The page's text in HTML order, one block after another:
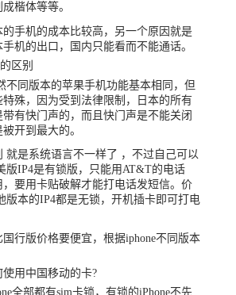
楷体等等。
手机的成本比较高，另一个原因就是
机的出口，国内只能看而不能通话。
区别
不同版本的苹果手机功能基本相同，但
特殊，因为受到法律限制，日本的所有
有快门声的，而且快门声是不能关闭
开到最大的。
就是系统语言不一样了 ，不过自己可以
版IP4是有锁版，只能用AT&T的电话
要用卡贴破解才能打电话发短信。价
版本的IP4都是无锁，开机插卡即可打电
行版价格要便宜，根据iphone不同版本
用中国移动的卡?
全部都有sim卡锁，有锁的iPhone不先